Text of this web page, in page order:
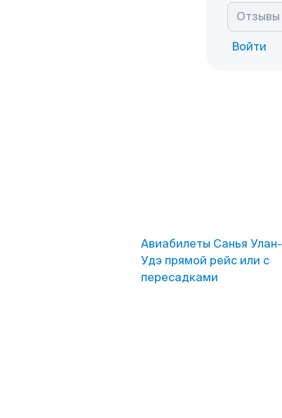
Войти
Авиабилеты Санья Улан-
Удэ прямой рейс или с
пересадками